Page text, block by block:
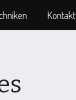
Kontakt